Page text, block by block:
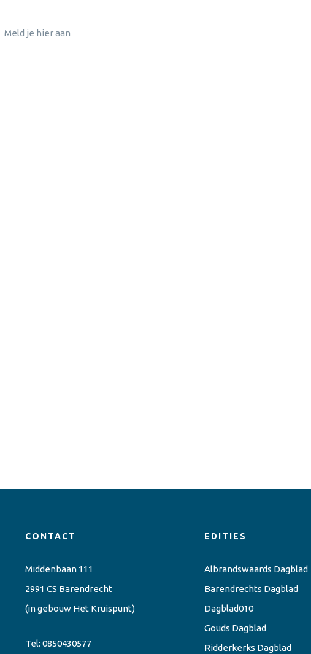
Meld je hier aan
CONTACT
Middenbaan 111
2991 CS Barendrecht
(in gebouw Het Kruispunt)
Tel: 0850430577
EDITIES
Albrandswaards Dagblad
Barendrechts Dagblad
Dagblad010
Gouds Dagblad
Ridderkerks Dagblad